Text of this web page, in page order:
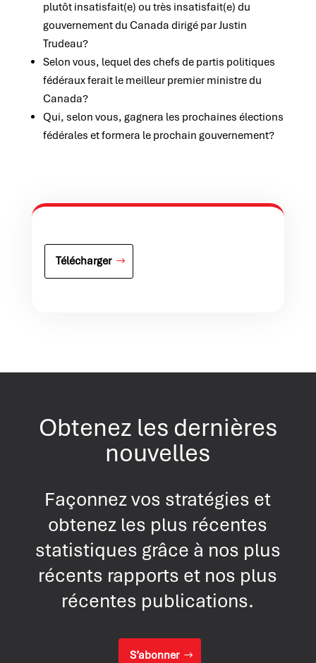
plutôt insatisfait(e) ou très insatisfait(e) du
gouvernement du Canada dirigé par Justin
Trudeau?
Selon vous, lequel des chefs de partis politiques
fédéraux ferait le meilleur premier ministre du
Canada?
Qui, selon vous, gagnera les prochaines élections
fédérales et formera le prochain gouvernement?
Télécharger
Obtenez les dernières
nouvelles
Façonnez vos stratégies et
obtenez les plus récentes
statistiques grâce à nos plus
récents rapports et nos plus
récentes publications.
S’abonner